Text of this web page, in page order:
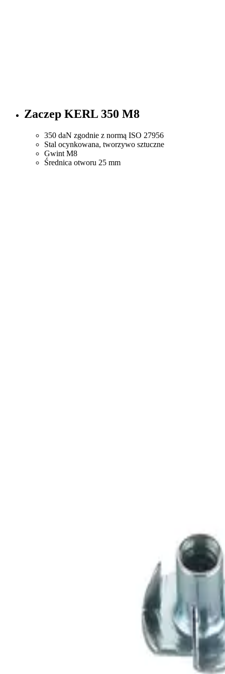
Zaczep KERL 350 M8
350 daN zgodnie z normą ISO 27956
Stal ocynkowana, tworzywo sztuczne
Gwint M8
Średnica otworu 25 mm